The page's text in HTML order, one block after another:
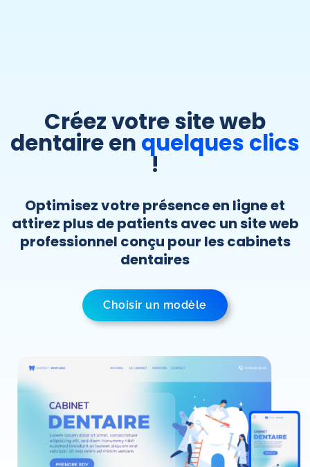
Créez votre site web
dentaire en quelques clics
!
Optimisez votre présence en ligne et
attirez plus de patients avec un site web
professionnel conçu pour les cabinets
dentaires
Choisir un modèle